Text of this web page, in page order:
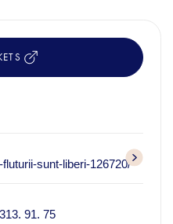
sunt-liberi-126720/
91. 75